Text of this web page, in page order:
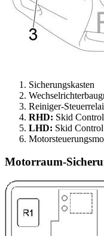
Sicherungskasten
Reiniger-
RHD: Skid
LHD: Skid
Motorraum-